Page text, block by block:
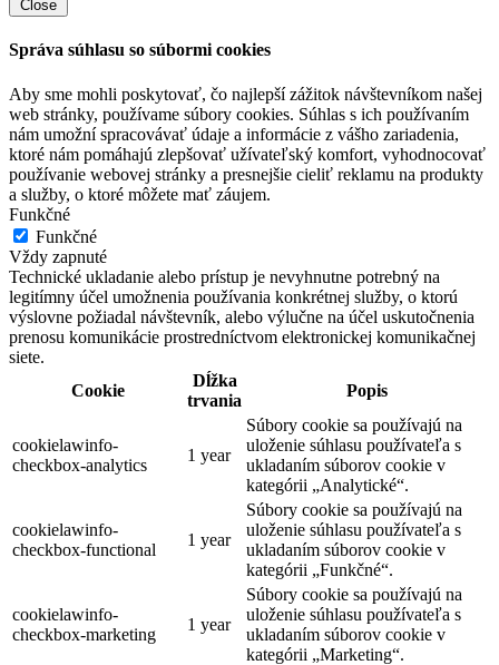
Close
Správa súhlasu so súbormi cookies
Aby sme mohli poskytovať, čo najlepší zážitok návštevníkom našej
web stránky, používame súbory cookies. Súhlas s ich používaním
nám umožní spracovávať údaje a informácie z vášho zariadenia,
ktoré nám pomáhajú zlepšovať užívateľský komfort, vyhodnocovať
používanie webovej stránky a presnejšie cieliť reklamu na produkty
a služby, o ktoré môžete mať záujem.
Funkčné
Funkčné
Vždy zapnuté
Technické ukladanie alebo prístup je nevyhnutne potrebný na
legitímny účel umožnenia používania konkrétnej služby, o ktorú
výslovne požiadal návštevník, alebo výlučne na účel uskutočnenia
prenosu komunikácie prostredníctvom elektronickej komunikačnej
siete.
Cookie
Dĺžka
trvania
Popis
cookielawinfo-
checkbox-analytics
1 year
Súbory cookie sa používajú na
uloženie súhlasu používateľa s
ukladaním súborov cookie v
kategórii „Analytické“.
cookielawinfo-
checkbox-functional
1 year
Súbory cookie sa používajú na
uloženie súhlasu používateľa s
ukladaním súborov cookie v
kategórii „Funkčné“.
cookielawinfo-
checkbox-marketing
1 year
Súbory cookie sa používajú na
uloženie súhlasu používateľa s
ukladaním súborov cookie v
kategórii „Marketing“.